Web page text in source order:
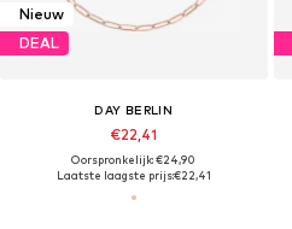
Nieuw
DEAL
DAY BERLIN
€22,41
Oorspronkelijk: €24,90
Laatste laagste prijs:€22,41